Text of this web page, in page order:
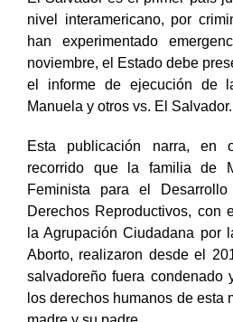
El Salvador es el primer país
nivel interamericano, por
han experimentado
noviembre, el Estado debe
el informe de ejecución de
Manuela y otros vs. El Salvador.
Esta publicación narra, en
recorrido que la familia de
Feminista para el
Derechos Reproductivos, con
la Agrupación Ciudadana por
Aborto, realizaron desde el
salvadoreño fuera condenado
los derechos humanos de esta